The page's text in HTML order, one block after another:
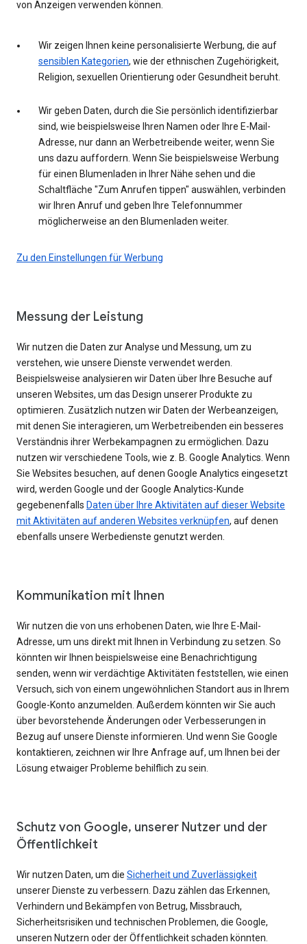
von Anzeigen verwenden können.
Wir zeigen Ihnen keine personalisierte Werbung, die auf
sensiblen Kategorien, wie der ethnischen Zugehörigkeit,
Religion, sexuellen Orientierung oder Gesundheit beruht.
Wir geben Daten, durch die Sie persönlich identifizierbar
sind, wie beispielsweise Ihren Namen oder Ihre E-Mail-
Adresse, nur dann an Werbetreibende weiter, wenn Sie
uns dazu auffordern. Wenn Sie beispielsweise Werbung
für einen Blumenladen in Ihrer Nähe sehen und die
Schaltfläche "Zum Anrufen tippen" auswählen, verbinden
wir Ihren Anruf und geben Ihre Telefonnummer
möglicherweise an den Blumenladen weiter.
Zu den Einstellungen für Werbung
Messung der Leistung
Wir nutzen die Daten zur Analyse und Messung, um zu
verstehen, wie unsere Dienste verwendet werden.
Beispielsweise analysieren wir Daten über Ihre Besuche auf
unseren Websites, um das Design unserer Produkte zu
optimieren. Zusätzlich nutzen wir Daten der Werbeanzeigen,
mit denen Sie interagieren, um Werbetreibenden ein besseres
Verständnis ihrer Werbekampagnen zu ermöglichen. Dazu
nutzen wir verschiedene Tools, wie z. B. Google Analytics. Wenn
Sie Websites besuchen, auf denen Google Analytics eingesetzt
wird, werden Google und der Google Analytics-Kunde
gegebenenfalls Daten über Ihre Aktivitäten auf dieser Website
mit Aktivitäten auf anderen Websites verknüpfen, auf denen
ebenfalls unsere Werbedienste genutzt werden.
Kommunikation mit Ihnen
Wir nutzen die von uns erhobenen Daten, wie Ihre E-Mail-
Adresse, um uns direkt mit Ihnen in Verbindung zu setzen. So
könnten wir Ihnen beispielsweise eine Benachrichtigung
senden, wenn wir verdächtige Aktivitäten feststellen, wie einen
Versuch, sich von einem ungewöhnlichen Standort aus in Ihrem
Google-Konto anzumelden. Außerdem könnten wir Sie auch
über bevorstehende Änderungen oder Verbesserungen in
Bezug auf unsere Dienste informieren. Und wenn Sie Google
kontaktieren, zeichnen wir Ihre Anfrage auf, um Ihnen bei der
Lösung etwaiger Probleme behilflich zu sein.
Schutz von Google, unserer Nutzer und der
Öffentlichkeit
Wir nutzen Daten, um die Sicherheit und Zuverlässigkeit
unserer Dienste zu verbessern. Dazu zählen das Erkennen,
Verhindern und Bekämpfen von Betrug, Missbrauch,
Sicherheitsrisiken und technischen Problemen, die Google,
unseren Nutzern oder der Öffentlichkeit schaden könnten.